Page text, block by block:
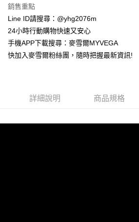
運送方式
全家取貨付款
每筆NT$100，滿NT$599(含以上)免運費
萊爾富取貨付款
銷售重點
Line ID請搜尋：@yhg2076m
24小時行動購物快速又安心
手機APP下載搜尋：麥雪爾MYVEGA
快加入麥雪爾粉絲團，隨時把握最新資訊!
詳細說明 商品規格